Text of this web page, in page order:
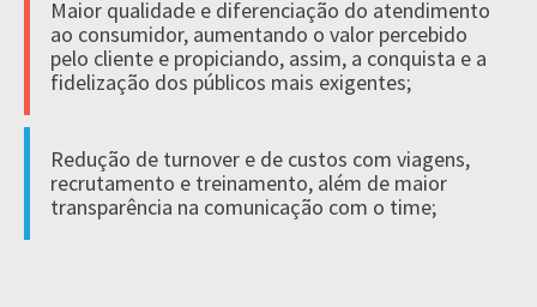
Maior qualidade e diferenciação do atendimento
ao consumidor, aumentando o valor percebido
pelo cliente e propiciando, assim, a conquista e a
fidelização dos públicos mais exigentes;
Redução de turnover e de custos com viagens,
recrutamento e treinamento, além de maior
transparência na comunicação com o time;